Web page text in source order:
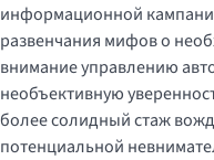
информационной
развенчания мифов о
внимание управлению
необъективную
более солидный стаж
потенциальной